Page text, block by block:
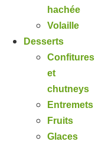
hachée
Volaille
Desserts
Confitures
et
chutneys
Entremets
Fruits
Glaces